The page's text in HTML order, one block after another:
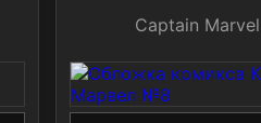
Captain